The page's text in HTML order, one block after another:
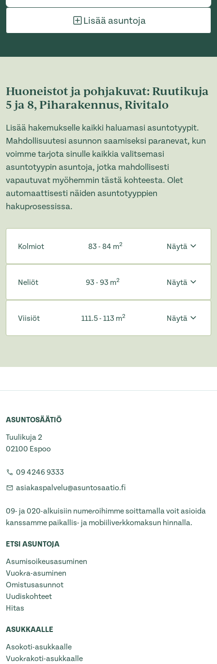
Lisää asuntoja
Huoneistot ja pohjakuvat: Ruutikuja
5 ja 8, Piharakennus, Rivitalo
Lisää hakemukselle kaikki haluamasi asuntotyypit.
Mahdollisuutesi asunnon saamiseksi paranevat, kun
voimme tarjota sinulle kaikkia valitsemasi
asuntotyypin asuntoja, jotka mahdollisesti
vapautuvat myöhemmin tästä kohteesta. Olet
automaattisesti näiden asuntotyyppien
hakuprosessissa.
Kolmiot 83 - 84 m2 Näytä
Neliöt 93 - 93 m2 Näytä
Viisiöt 111.5 - 113 m2 Näytä
ASUNTOSÄÄTIÖ
Tuulikuja 2
02100 Espoo
09 4246 9333
asiakaspalvelu@asuntosaatio.fi
09- ja 020-alkuisiin numeroihimme soittamalla voit asioida
kanssamme paikallis- ja mobiiliverkkomaksun hinnalla.
ETSI ASUNTOJA
Asumisoikeusasuminen
Vuokra-asuminen
Omistusasunnot
Uudiskohteet
Hitas
ASUKKAALLE
Asokoti-asukkaalle
Vuokrakoti-asukkaalle